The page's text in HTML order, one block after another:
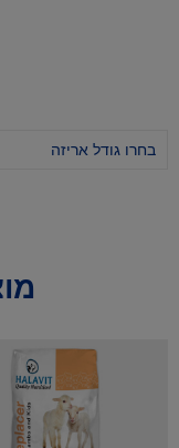
בחרו גודל אריזה